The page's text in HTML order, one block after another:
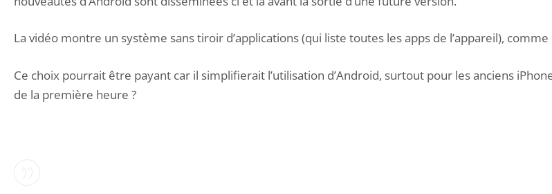
La vidéo montre un système sans tiroir d’applications (qui liste toutes les apps de l’appareil),
Ce choix pourrait être payant car il simplifierait l’utilisation d’Android, surtout pour les anciens
de la première heure ?